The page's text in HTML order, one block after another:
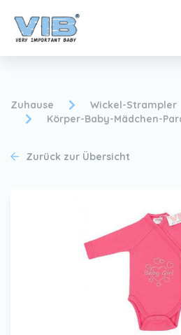
VIB®-Händler werden
Zuhause
Wickel-Strampler
Körper-Baby-Mädchen-
Zurück zur Übersicht